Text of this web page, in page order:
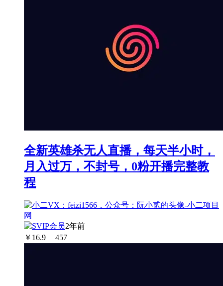
全新英雄杀无人直播，每天半小时，
月入过万，不封号，0粉开播完整教
程
2年前
￥ 16.9 457